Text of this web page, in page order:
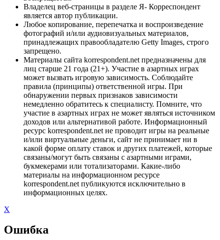
Владелец веб-страницы в разделе Я- Корреспондент
является автор публикации.
Любое копирование, перепечатка и воспроизведение
фотографий и/или аудиовизуальных материалов,
принадлежащих правообладателю Getty Images, строго
запрещено.
Материалы сайта korrespondent.net предназначены для
лиц старше 21 года (21+). Участие в азартных играх
может вызвать игровую зависимость. Соблюдайте
правила (принципы) ответственной игры. При
обнаружении первых признаков зависимости
немедленно обратитесь к специалисту. Помните, что
участие в азартных играх не может являться источником
доходов или альтернативой работе. Информационный
ресурс korrespondent.net не проводит игры на реальные
и/или виртуальные деньги, сайт не принимает ни в
какой форме оплату ставок и других платежей, которые
связаны/могут быть связаны с азартными играми,
букмекерами или тотализаторами. Какие-либо
материалы на информационном ресурсе
korrespondent.net публикуются исключительно в
информационных целях.
X
Ошибка